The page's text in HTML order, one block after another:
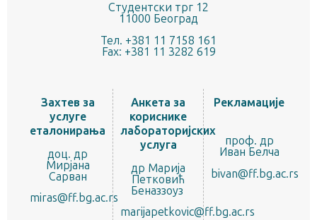
Студентски трг 12
11000 Београд
Тел. +381 11 7158 161
Fax: +381 11 3282 619
Захтев за
услуге
еталонирања
доц. др
Мирјана
Сарван
miras@ff.bg.ac.rs
Анкета за
кориснике
лабораторијских
услуга
др Марија
Петковић
Беназзоуз
marijapetkovic@ff.bg.ac.rs
Рекламацијe
проф. др
Иван Белча
bivan@ff.bg.ac.rs